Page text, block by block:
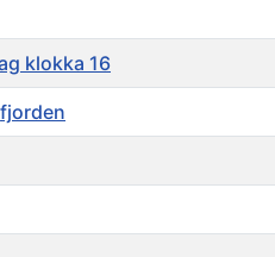
klokka 16